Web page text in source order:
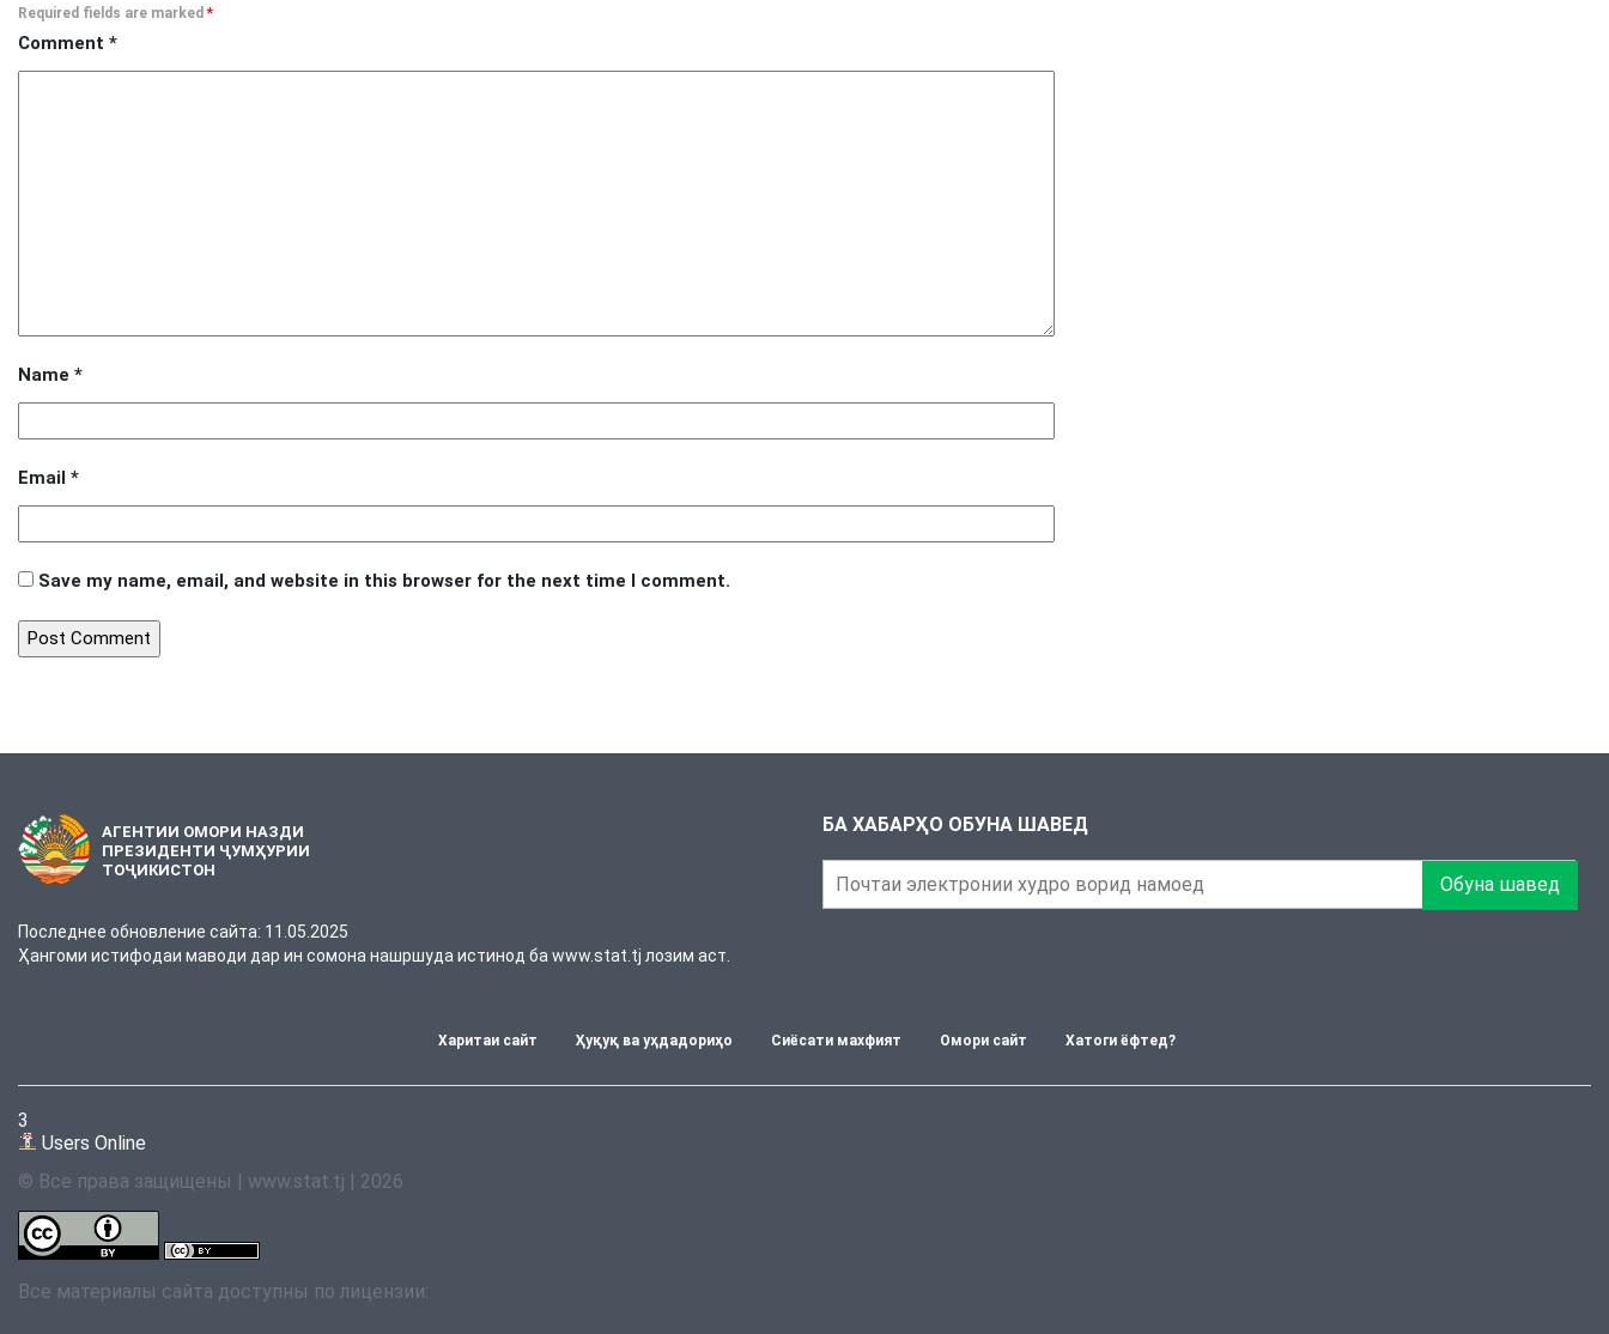
Required fields are marked *
Comment *
Name *
Email *
Save my name, email, and website in this browser for the next time I comment.
АГЕНТИИ ОМОРИ НАЗДИ
ПРЕЗИДЕНТИ ҶУМҲУРИИ
ТОҶИКИСТОН
Последнее обновление сайта: 11.05.2025
Ҳангоми истифодаи маводи дар ин сомона нашршуда истинод ба www.stat.tj лозим аст.
БА ХАБАРҲО ОБУНА ШАВЕД
Обуна шавед
Харитаи сайт Ҳуқуқ ва уҳдадориҳо Сиёсати махфият Омори сайт Хатоги ёфтед?
3
Users Online
© Все права защищены | www.stat.tj | 2026
Все материалы сайта доступны по лицензии: